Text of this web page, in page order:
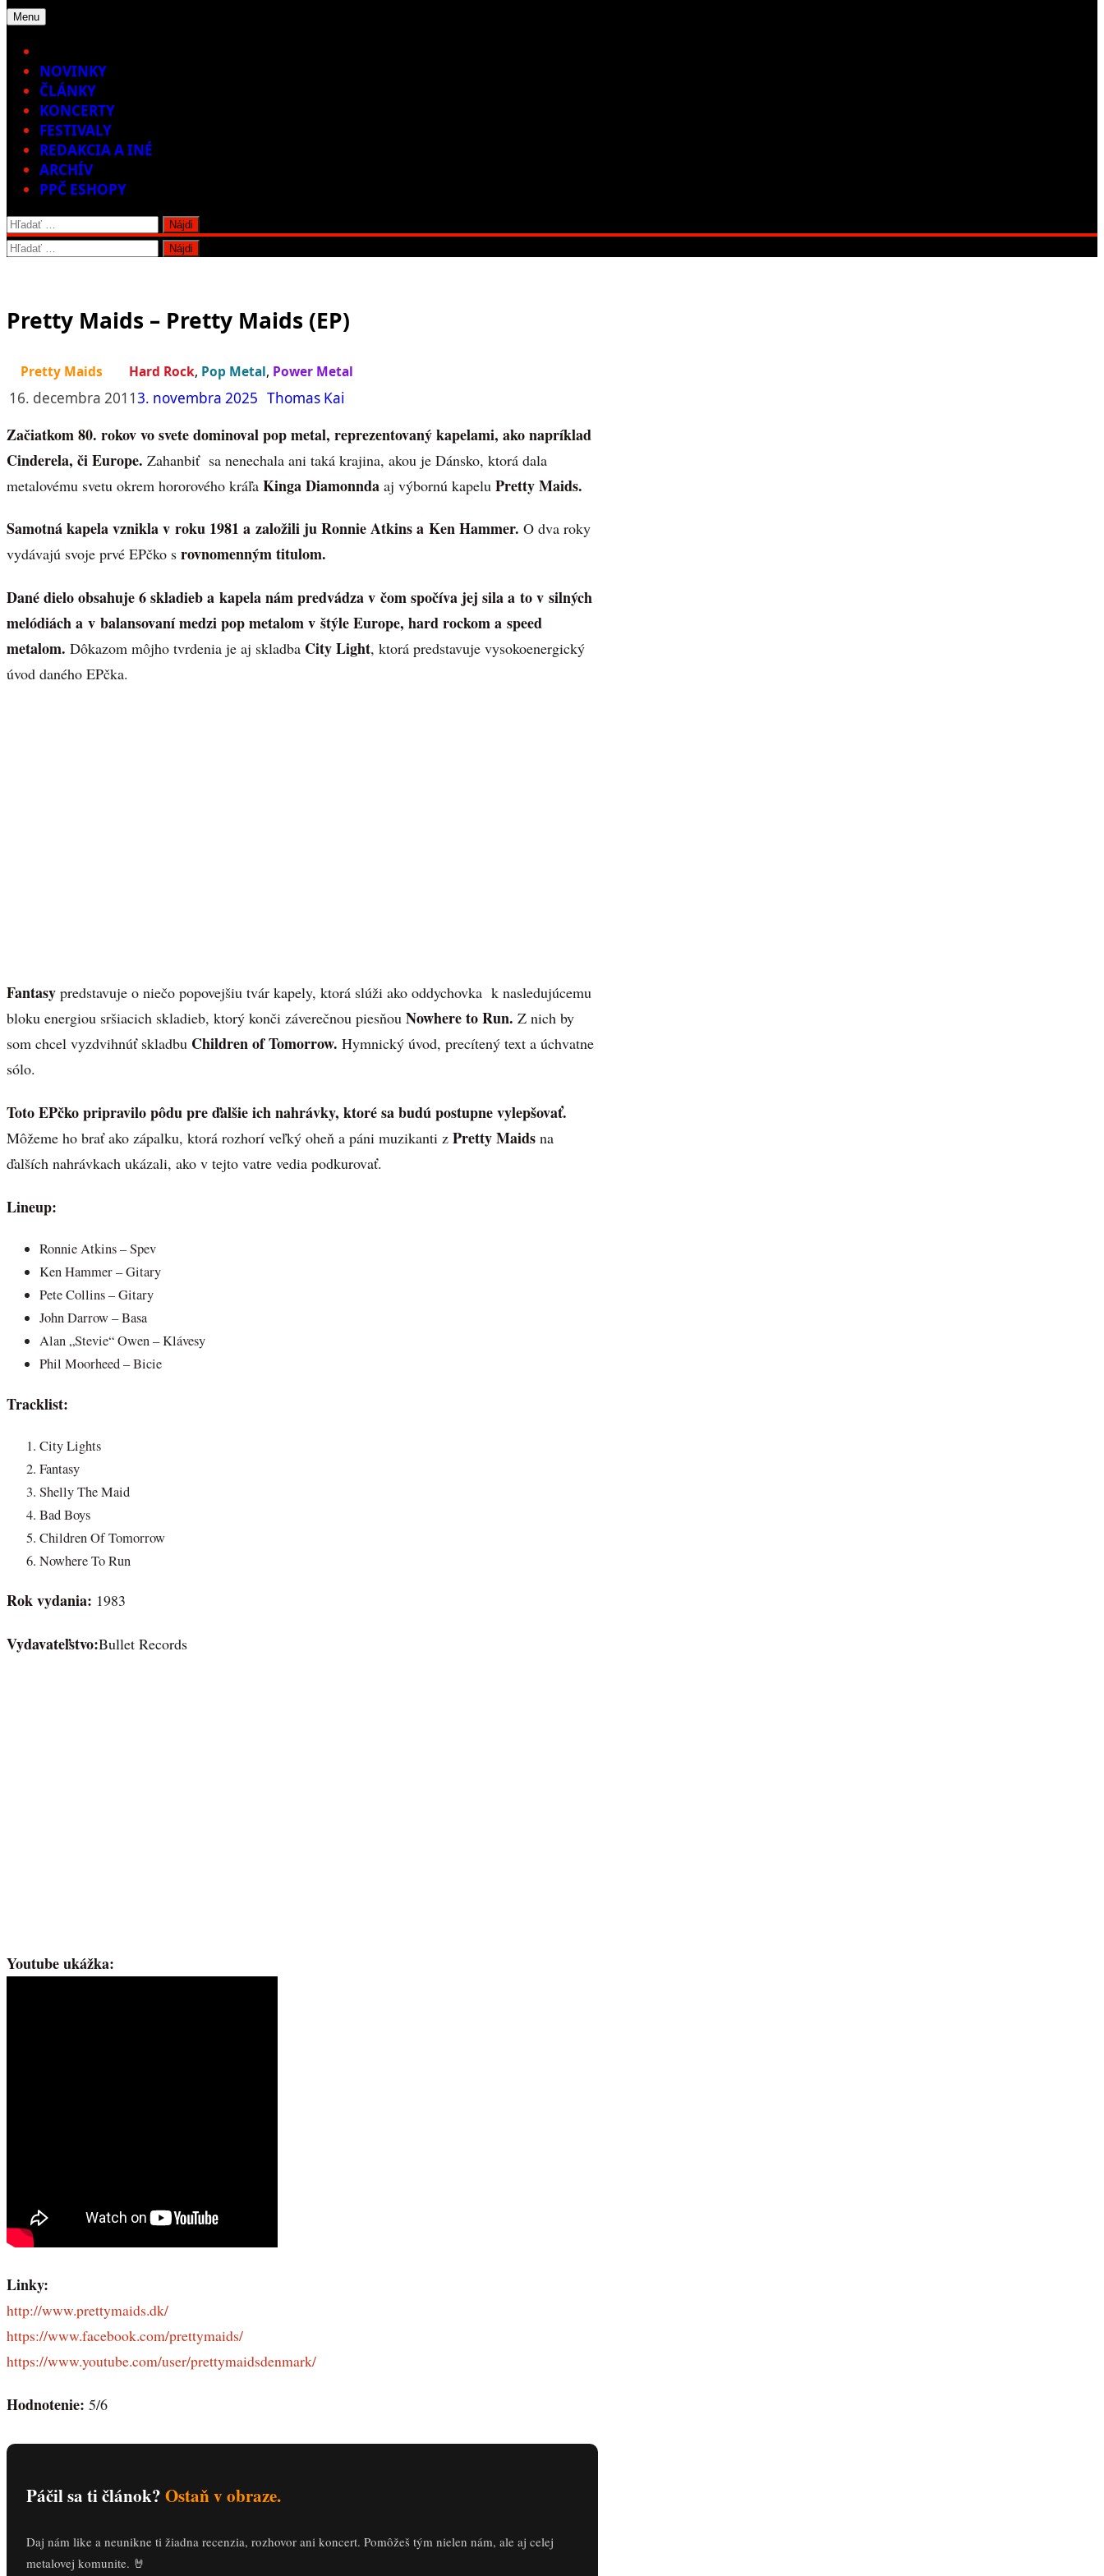
Menu
NOVINKY
ČLÁNKY
KONCERTY
FESTIVALY
REDAKCIA A INÉ
ARCHÍV
PPČ ESHOPY
Hľadať:
Hľadať:
Pretty Maids – Pretty Maids (EP)
Pretty Maids Hard Rock, Pop Metal, Power Metal
16. decembra 20113. novembra 2025 Thomas Kai
Začiatkom 80. rokov vo svete dominoval pop metal, reprezentovaný kapelami, ako napríklad
Cinderela, či Europe. Zahanbiť sa nenechala ani taká krajina, akou je Dánsko, ktorá dala
metalovému svetu okrem hororového kráľa Kinga Diamonnda aj výbornú kapelu Pretty Maids.
Samotná kapela vznikla v roku 1981 a založili ju Ronnie Atkins a Ken Hammer. O dva roky
vydávajú svoje prvé EPčko s rovnomenným titulom.
Dané dielo obsahuje 6 skladieb a kapela nám predvádza v čom spočíva jej sila a to v silných
melódiách a v balansovaní medzi pop metalom v štýle Europe, hard rockom a speed
metalom. Dôkazom môjho tvrdenia je aj skladba City Light, ktorá predstavuje vysokoenergický
úvod daného EPčka.
Fantasy predstavuje o niečo popovejšiu tvár kapely, ktorá slúži ako oddychovka k nasledujúcemu
bloku energiou sršiacich skladieb, ktorý konči záverečnou piesňou Nowhere to Run. Z nich by
som chcel vyzdvihnúť skladbu Children of Tomorrow. Hymnický úvod, precítený text a úchvatne
sólo.
Toto EPčko pripravilo pôdu pre ďalšie ich nahrávky, ktoré sa budú postupne vylepšovať.
Môžeme ho brať ako zápalku, ktorá rozhorí veľký oheň a páni muzikanti z Pretty Maids na
ďalších nahrávkach ukázali, ako v tejto vatre vedia podkurovať.
Lineup:
Ronnie Atkins – Spev
Ken Hammer – Gitary
Pete Collins – Gitary
John Darrow – Basa
Alan „Stevie“ Owen – Klávesy
Phil Moorheed – Bicie
Tracklist:
City Lights
Fantasy
Shelly The Maid
Bad Boys
Children Of Tomorrow
Nowhere To Run
Rok vydania: 1983
Vydavateľstvo:Bullet Records
Youtube ukážka:
Linky:
http://www.prettymaids.dk/
https://www.facebook.com/prettymaids/
https://www.youtube.com/user/prettymaidsdenmark/
Hodnotenie: 5/6
Páčil sa ti článok? Ostaň v obraze.
Daj nám like a neunikne ti žiadna recenzia, rozhovor ani koncert. Pomôžeš tým nielen nám, ale aj celej
metalovej komunite. 🤘